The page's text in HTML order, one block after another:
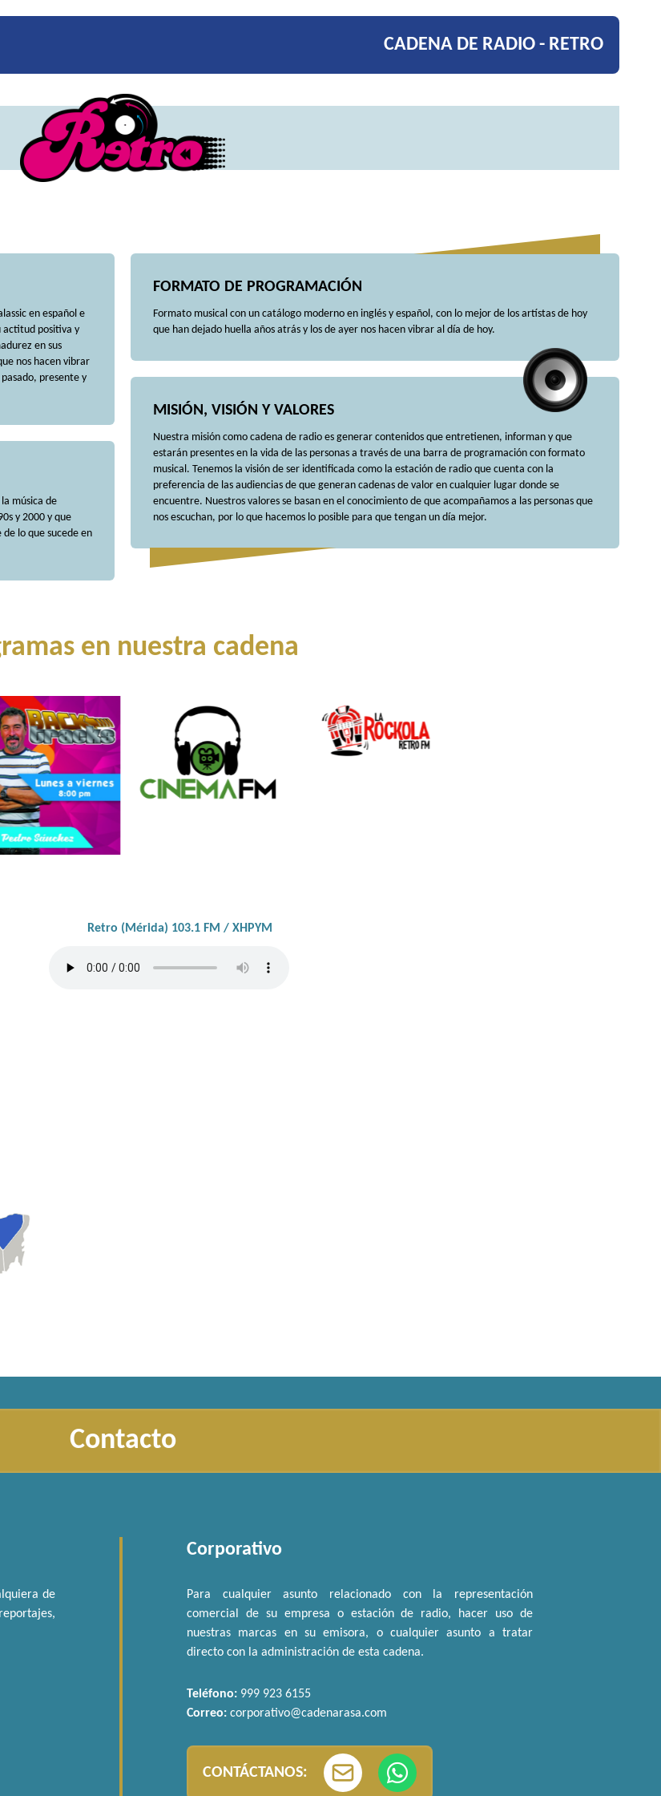
CADENA DE RADIO - RETRO
en español e
actitud positiva y
en sus
nos hacen vibrar
presente y
música de
y 2000 y que
lo que sucede en
FORMATO DE PROGRAMACIÓN
Formato musical con un catálogo moderno en inglés y español, con lo mejor de los artístas de hoy
que han dejado huella años atrás y los de ayer nos hacen vibrar al día de hoy.
MISIÓN, VISIÓN Y VALORES
Nuestra misión como cadena de radio es generar contenidos que entretienen, informan y que
estarán presentes en la vida de las personas a través de una barra de programación con formato
musical. Tenemos la visión de ser identificada como la estación de radio que cuenta con la
preferencia de las audiencias de que generan cadenas de valor en cualquier lugar donde se
encuentre. Nuestros valores se basan en el conocimiento de que acompañamos a las personas que
nos escuchan, por lo que hacemos lo posible para que tengan un día mejor.
en nuestra cadena
Retro (Mérida) 103.1 FM / XHPYM
Contacto
de
Corporativo
Para cualquier asunto relacionado con la representación
comercial de su empresa o estación de radio, hacer uso de
nuestras marcas en su emisora, o cualquier asunto a tratar
directo con la administración de esta cadena.
Teléfono: 999 923 6155
Correo: corporativo@cadenarasa.com
CONTÁCTANOS: